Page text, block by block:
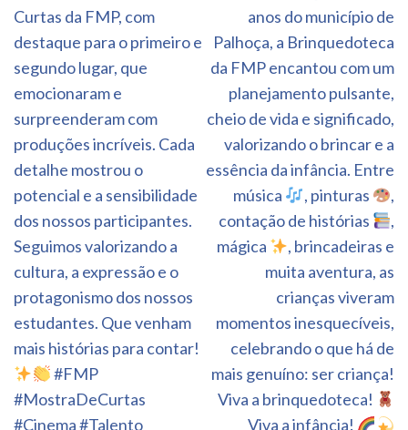
Curtas da FMP, com
destaque para o primeiro e
segundo lugar, que
emocionaram e
surpreenderam com
produções incríveis. Cada
detalhe mostrou o
potencial e a sensibilidade
dos nossos participantes.
Seguimos valorizando a
cultura, a expressão e o
protagonismo dos nossos
estudantes. Que venham
mais histórias para contar!
#FMP
#MostraDeCurtas
#Cinema #Talento
anos do município de
Palhoça, a Brinquedoteca
da FMP encantou com um
planejamento pulsante,
cheio de vida e significado,
valorizando o brincar e a
essência da infância. Entre
música
, pinturas
,
contação de histórias
,
mágica
, brincadeiras e
muita aventura, as
crianças viveram
momentos inesquecíveis,
celebrando o que há de
mais genuíno: ser criança!
Viva a brinquedoteca!
Viva a infância!